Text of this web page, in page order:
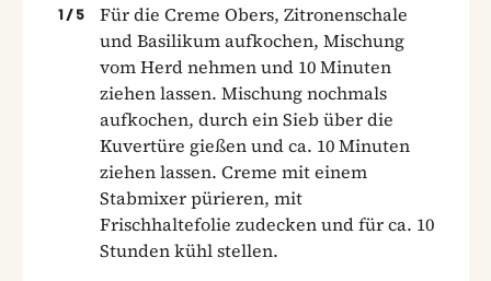
1 / 5
Für die Creme Obers, Zitronenschale
und Basilikum aufkochen, Mischung
vom Herd nehmen und 10 Minuten
ziehen lassen. Mischung nochmals
aufkochen, durch ein Sieb über die
Kuvertüre gießen und ca. 10 Minuten
ziehen lassen. Creme mit einem
Stabmixer pürieren, mit
Frischhaltefolie zudecken und für ca. 10
Stunden kühl stellen.